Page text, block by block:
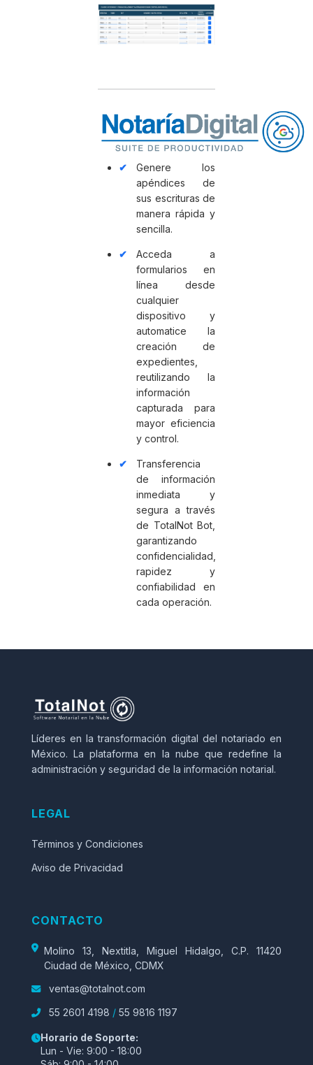
Genere los
apéndices de
sus escrituras de
manera rápida y
sencilla.
Acceda a
formularios en
línea desde
cualquier
dispositivo y
automatice la
creación de
expedientes,
reutilizando la
información
capturada para
mayor eficiencia
y control.
Transferencia
de información
inmediata y
segura a través
de TotalNot Bot,
garantizando
confidencialidad,
rapidez y
confiabilidad en
cada operación.
Líderes en la transformación digital del notariado en
México. La plataforma en la nube que redefine la
administración y seguridad de la información notarial.
LEGAL
Términos y Condiciones
Aviso de Privacidad
CONTACTO
Molino 13, Nextitla, Miguel Hidalgo, C.P. 11420
Ciudad de México, CDMX
ventas@totalnot.com
55 2601 4198 / 55 9816 1197
Horario de Soporte:
Lun - Vie: 9:00 - 18:00